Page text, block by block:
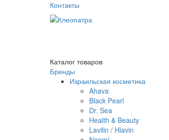
Контакты
Каталог товаров
Бренды
Израильская косметика
Ahava
Black Pearl
Dr. Sea
Health & Beauty
Lavilin / Hlavin